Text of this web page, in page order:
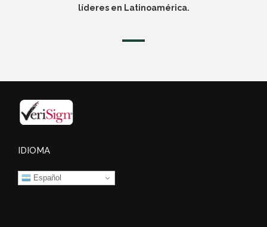
líderes en Latinoamérica.
IDIOMA
Español